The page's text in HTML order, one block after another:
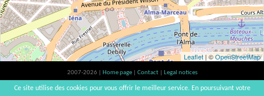
Leaflet | ©OpenStreetMap
2007-2026 | Home page Contact
Legal notices
Alcohol abuse is bad for your health, please consume in moderation | vinsnaturels |
Ce site utilise des cookies pour vous offrir le meilleur service. En poursuivant votre